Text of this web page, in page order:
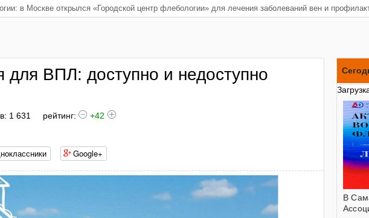
в Москве открылся «Городской центр флебологии» для лечения заболеваний вен и
ВПЛ: доступно и недоступно
1 631 рейтинг: +42
Google+
В